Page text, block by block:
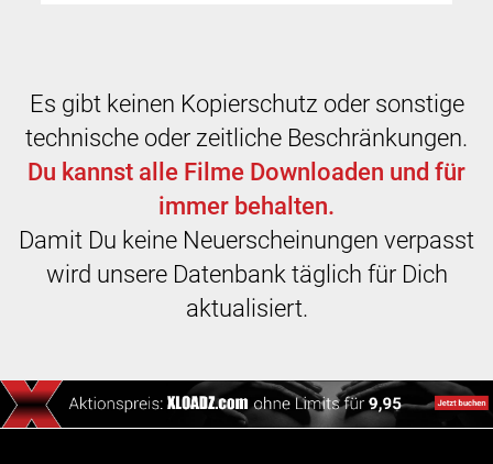
Es gibt keinen Kopierschutz oder sonstige
technische oder zeitliche Beschränkungen.
Du kannst alle Filme Downloaden und für
immer behalten.
Damit Du keine Neuerscheinungen verpasst
wird unsere Datenbank täglich für Dich
aktualisiert.